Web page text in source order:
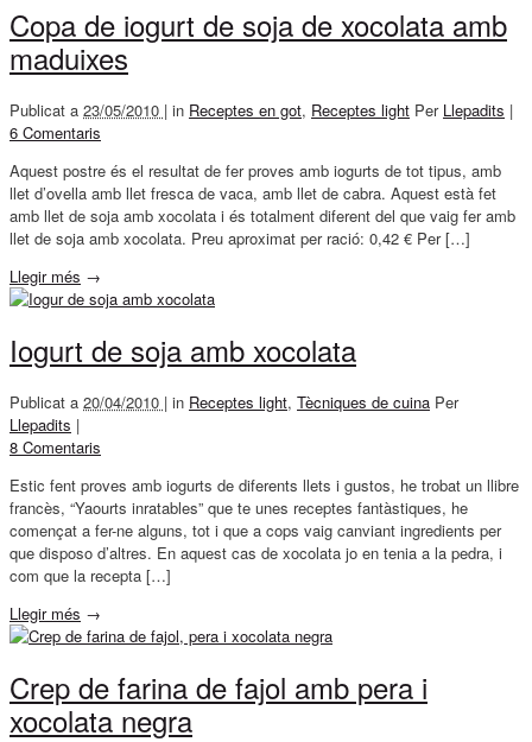
Copa de iogurt de soja de xocolata amb
maduixes
Publicat a 23/05/2010 | in Receptes en got, Receptes light Per Llepadits |
6 Comentaris
Aquest postre és el resultat de fer proves amb iogurts de tot tipus, amb
llet d’ovella amb llet fresca de vaca, amb llet de cabra. Aquest està fet
amb llet de soja amb xocolata i és totalment diferent del que vaig fer amb
llet de soja amb xocolata. Preu aproximat per ració: 0,42 € Per […]
Llegir més →
Iogurt de soja amb xocolata
Publicat a 20/04/2010 | in Receptes light, Tècniques de cuina Per
Llepadits |
8 Comentaris
Estic fent proves amb iogurts de diferents llets i gustos, he trobat un llibre
francès, “Yaourts inratables” que te unes receptes fantàstiques, he
començat a fer-ne alguns, tot i que a cops vaig canviant ingredients per
que disposo d’altres. En aquest cas de xocolata jo en tenia a la pedra, i
com que la recepta […]
Llegir més →
Crep de farina de fajol amb pera i
xocolata negra